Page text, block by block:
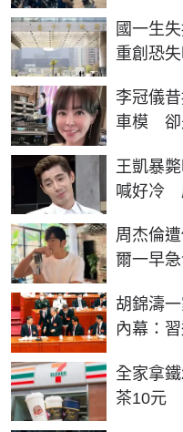
國一生
重創恐
李冠儀
車模 卻
王凱暴
喊好冷
周杰倫
爾一早
胡錦濤
內幕：
全家拿
茶10元